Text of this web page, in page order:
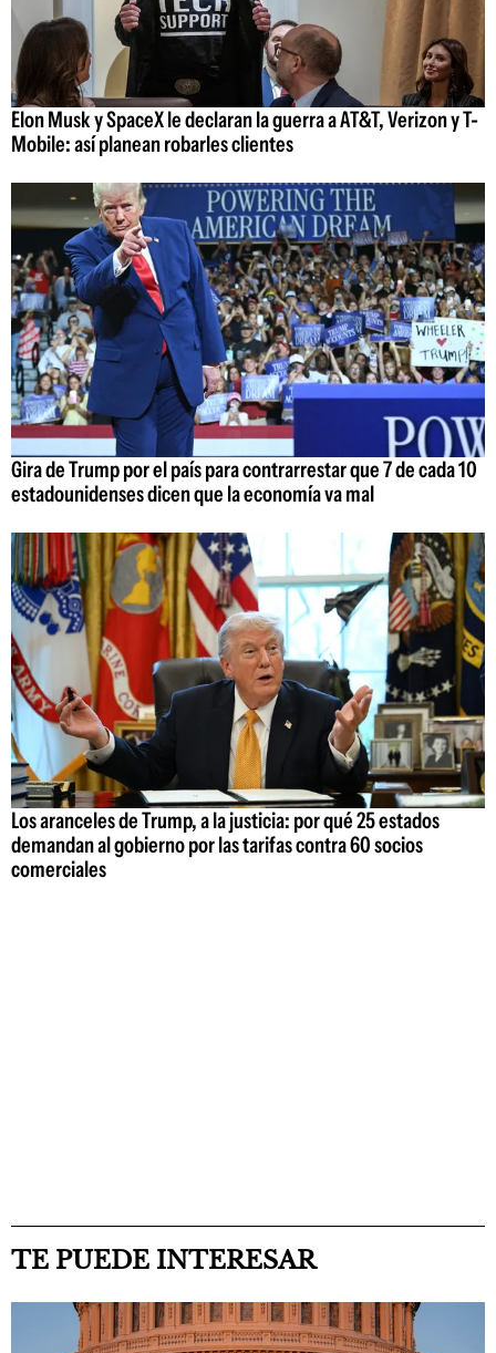
Elon Musk y SpaceX le declaran la guerra a AT&T, Verizon y T-
Mobile: así planean robarles clientes
Gira de Trump por el país para contrarrestar que 7 de cada 10
estadounidenses dicen que la economía va mal
Los aranceles de Trump, a la justicia: por qué 25 estados
demandan al gobierno por las tarifas contra 60 socios
comerciales
TE PUEDE INTERESAR